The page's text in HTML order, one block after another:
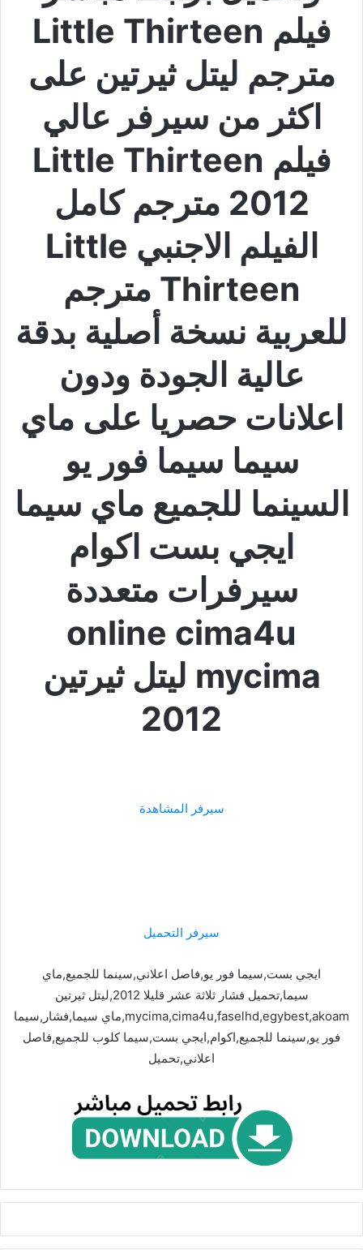
فيلم Little Thirteen
مترجم ليتل ثيرتين على
اكثر من سيرفر عالي
فيلم Little Thirteen
2012 مترجم كامل
الفيلم الاجنبي Little
Thirteen مترجم
للعربية نسخة أصلية بدقة
عالية الجودة ودون
اعلانات حصريا على ماي
سيما سيما فور يو
السينما للجميع ماي سيما
ايجي بست اكوام
سيرفرات متعددة
online cima4u
mycima ليتل ثيرتين
2012
سيرفر المشاهدة
سيرفر التحميل
ايجي بست,سيما فور يو,فاصل اعلاني,سينما للجميع,ماي
سيما,تحميل فشار ثلاثة عشر قليلا 2012,ليتل ثيرتين
mycima,cima4u,faselhd,egybest,akoam,ماي سيما,فشار,سيما
فور يو,سينما للجميع,اكوام,ايجي بست,سيما كلوب للجميع,فاصل
اعلاني,تحميل